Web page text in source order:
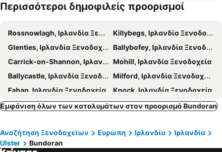
Περισσότεροι δημοφιλείς προορισμοί
Rossnowlagh, Ιρλανδία Ξενοδοχεία
Killybegs, Ιρλανδία Ξενοδοχεία
Glenties, Ιρλανδία Ξενοδοχεία
Ballybofey, Ιρλανδία Ξενοδοχεία
Carrick-on-Shannon, Ιρλανδία Ξενοδοχεία
Mohill, Ιρλανδία Ξενοδοχεία
Ballycastle, Ιρλανδία Ξενοδοχεία
Milford, Ιρλανδία Ξενοδοχεία
Fahan, Ιρλανδία Ξενοδοχεία
Knock, Ιρλανδία Ξενοδοχεία
Claudy, Βόρειος Ιρλανδία Ξενοδοχεία
Longford, Ιρλανδία Ξενοδοχεία
Λίμερικ Σίτι, Ιρλανδία Ξενοδοχεία
Cong, Ιρλανδία Ξενοδοχεία
Athlone, Ιρλανδία Ξενοδοχεία
Trim, Ιρλανδία Ξενοδοχεία
Εμφάνιση όλων των καταλυμάτων στον προορισμό Bundoran
Αναζήτηση Ξενοδοχείων Ευρώπη Ιρλανδία
Ιρλανδία
Ulster
Bundoran